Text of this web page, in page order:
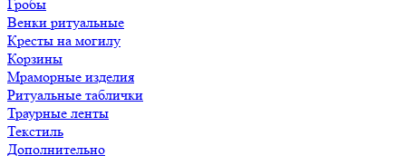
Гробы
Венки ритуальные
Кресты на могилу
Корзины
Мраморные изделия
Ритуальные таблички
Траурные ленты
Текстиль
Дополнительно